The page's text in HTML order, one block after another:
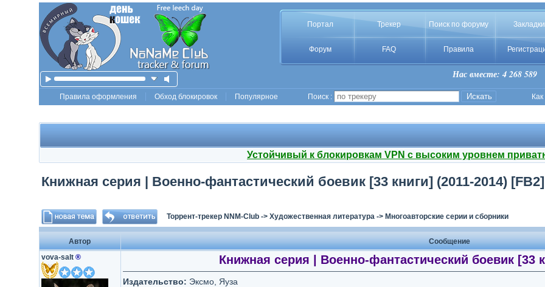
Портал Трекер Поиск по форуму Закладки
Форум FAQ Правила
Нас вместе: 4 268 589
Правила оформления Обход блокировок Популярное Поиск :
Устойчивый к блокировкам VPN с высоким уровнем
Книжная серия | Военно-фантастический боевик [33 книги] (2011-2014) [FB2]
Торрент-трекер NNM-Club-> Художественная литература-> Многоавторские серии и сборники
Автор
Сообщение
vova-salt ® Книжная серия | Военно-фантастический боевик [33
Издательство: Эксмо, Яуза